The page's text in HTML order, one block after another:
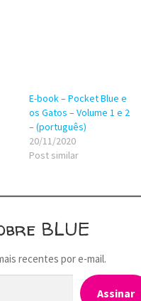
E-book – Pocket Blue e
os Gatos – Volume 1 e 2
– (português)
20/11/2020
Post similar
BLUE
recentes por e-mail.
Assinar